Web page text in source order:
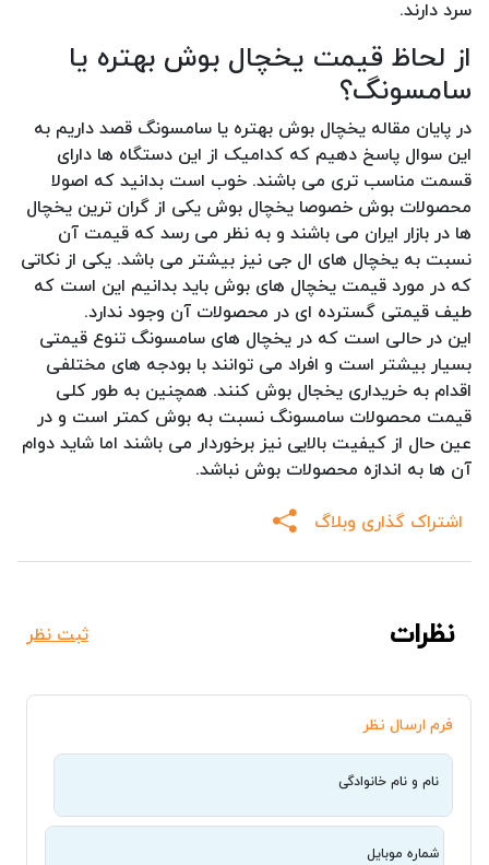
سرد دارند.
از لحاظ قیمت یخچال بوش بهتره یا
سامسونگ؟
در پایان مقاله یخچال بوش بهتره یا سامسونگ قصد داریم به
این سوال پاسخ دهیم که کدامیک از این دستگاه ها دارای
قسمت مناسب تری می باشند. خوب است بدانید که اصولا
محصولات بوش خصوصا یخچال بوش یکی از گران ترین یخچال
ها در بازار ایران می باشند و به نظر می رسد که قیمت آن
نسبت به یخچال های ال جی نیز بیشتر می باشد. یکی از نکاتی
که در مورد قیمت یخچال های بوش باید بدانیم این است که
طیف قیمتی گسترده ای در محصولات آن وجود ندارد.
این در حالی است که در یخچال های سامسونگ تنوع قیمتی
بسیار بیشتر است و افراد می توانند با بودجه های مختلفی
اقدام به خریداری یخجال بوش کنند. همچنین به طور کلی
قیمت محصولات سامسونگ نسبت به بوش کمتر است و در
عین حال از کیفیت بالایی نیز برخوردار می باشند اما شاید دوام
آن ها به اندازه محصولات بوش نباشد.
اشتراک گذاری وبلاگ
نظرات ثبت نظر
فرم ارسال نظر
نام و نام خانوادگی
شماره موبایل